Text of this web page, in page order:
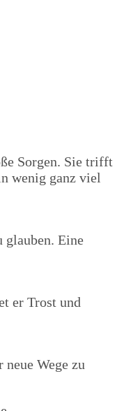
Sorgen. Sie trifft
wenig ganz viel
Eine
er Trost und
Wege zu